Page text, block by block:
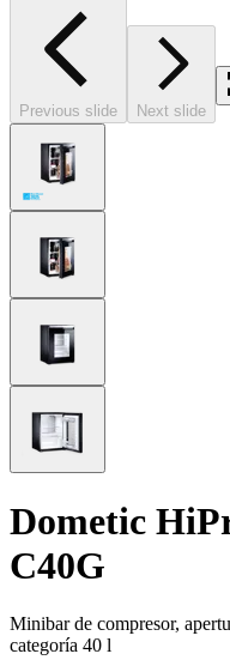
Previous slide Next slide
Dometic
C40G
Minibar de compresor,
categoría 40 l